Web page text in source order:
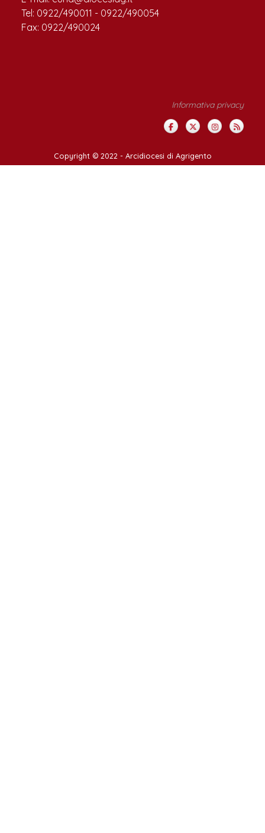
Tel: 0922/490011 - 0922/490054
Fax: 0922/490024
Informativa privacy
Copyright © 2022 - Arcidiocesi di Agrigento